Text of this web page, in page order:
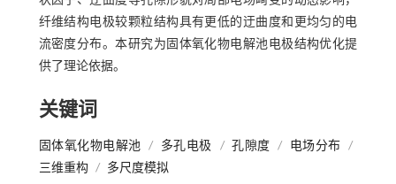
纤维结构电极较颗粒结构具有更低的迂曲度和更均匀的电
流密度分布。本研究为固体氧化物电解池电极结构优化提
供了理论依据。
关键词
固体氧化物电解池 / 多孔电极 / 孔隙度 / 电场分布
/
三维重构 / 多尺度模拟